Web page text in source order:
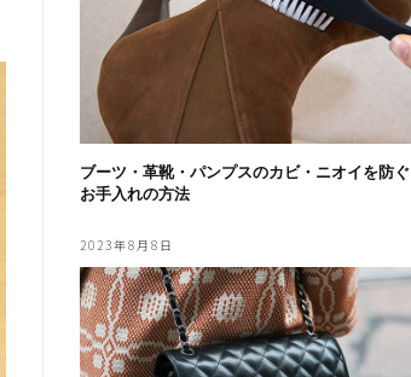
ブーツ・革靴・パンプスのカビ・ニオイを防ぐ
お手入れの方法
2023年8月8日